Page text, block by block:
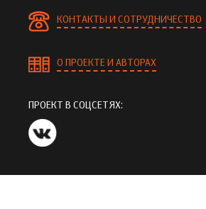
КОНТАКТЫ И СОТРУДНИЧЕСТВО
О ПРОЕКТЕ И АВТОРАХ
ПРОЕКТ В СОЦСЕТЯХ: